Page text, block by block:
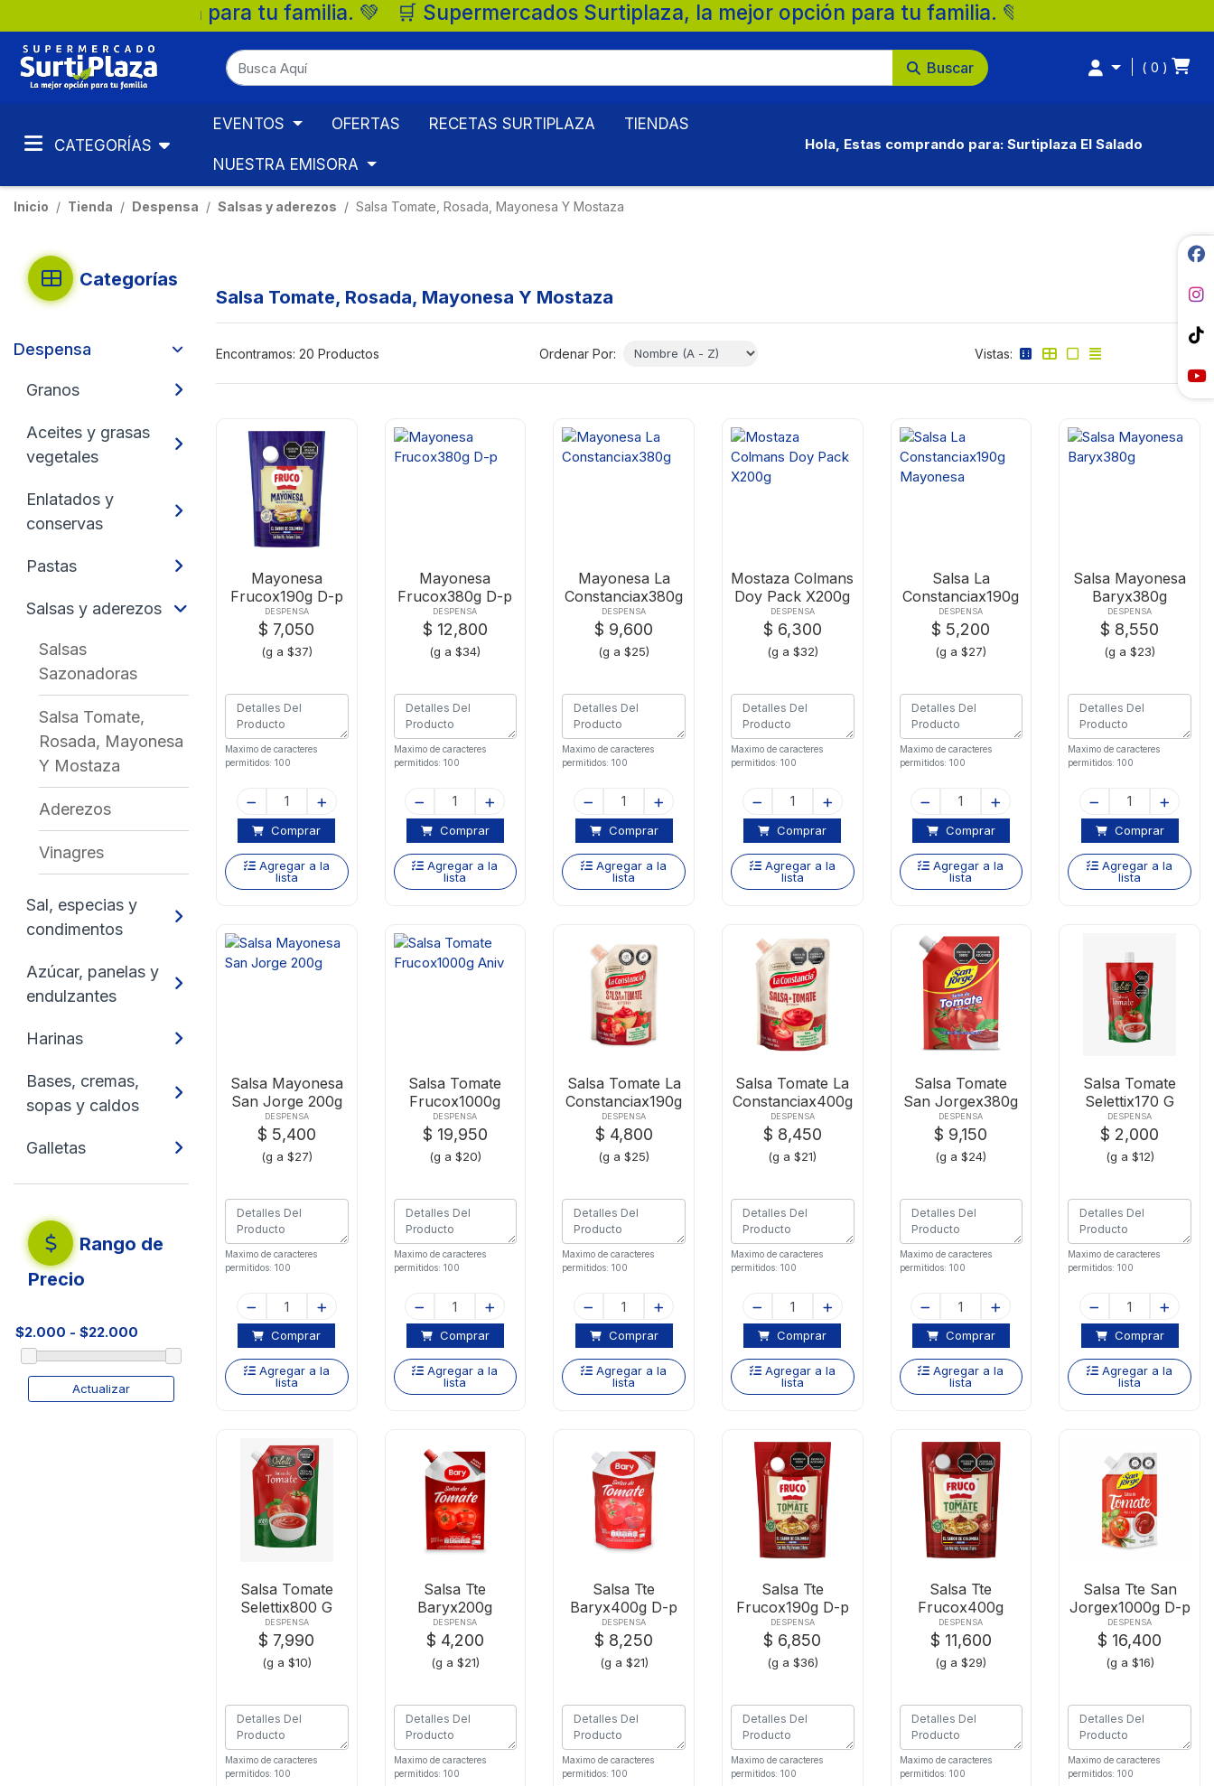
💚 🛒 Supermercados Surtiplaza, la mejor opción para tu familia. 💚 🛒 Supermercados Surtiplaza, la mejor
Buscar 0
CATEGORÍAS
EVENTOS OFERTAS RECETAS SURTIPLAZA TIENDAS
NUESTRA EMISORA
Hola, Estas comprando para: Surtiplaza El Salado
Inicio Tienda Despensa Salsas y aderezos Salsa Tomate, Rosada, Mayonesa Y Mostaza
Categorías
Despensa
Granos
Aceites y grasas
vegetales
Enlatados y
conservas
Pastas
Salsas y aderezos
Salsas
Sazonadoras
Salsa Tomate,
Rosada, Mayonesa
Y Mostaza
Aderezos
Vinagres
Sal, especias y
condimentos
Azúcar, panelas y
endulzantes
Harinas
Bases, cremas,
sopas y caldos
Galletas
Rango de
Precio
Actualizar
Salsa Tomate, Rosada, Mayonesa Y Mostaza
Encontramos: 20 Productos Ordenar Por: Vistas:
Mayonesa
Frucox190g D-p
DESPENSA
$ 7,050
(g a $37)
Maximo de caracteres
permitidos: 100
Comprar
Agregar a la
lista
Mayonesa
Frucox380g D-p
DESPENSA
$ 12,800
(g a $34)
Maximo de caracteres
permitidos: 100
Comprar
Agregar a la
lista
Mayonesa La
Constanciax380g
DESPENSA
$ 9,600
(g a $25)
Maximo de caracteres
permitidos: 100
Comprar
Agregar a la
lista
Mostaza Colmans
Doy Pack X200g
DESPENSA
$ 6,300
(g a $32)
Maximo de caracteres
permitidos: 100
Comprar
Agregar a la
lista
Salsa La
Constanciax190g
Mayonesa
DESPENSA
$ 5,200
(g a $27)
Maximo de caracteres
permitidos: 100
Comprar
Agregar a la
lista
Salsa Mayonesa
Baryx380g
DESPENSA
$ 8,550
(g a $23)
Maximo de caracteres
permitidos: 100
Comprar
Agregar a la
lista
Salsa Mayonesa
San Jorge 200g
DESPENSA
$ 5,400
(g a $27)
Maximo de caracteres
permitidos: 100
Comprar
Agregar a la
lista
Salsa Tomate
Frucox1000g
Aniv
DESPENSA
$ 19,950
(g a $20)
Maximo de caracteres
permitidos: 100
Comprar
Agregar a la
lista
Salsa Tomate La
Constanciax190g
DESPENSA
$ 4,800
(g a $25)
Maximo de caracteres
permitidos: 100
Comprar
Agregar a la
lista
Salsa Tomate La
Constanciax400g
DESPENSA
$ 8,450
(g a $21)
Maximo de caracteres
permitidos: 100
Comprar
Agregar a la
lista
Salsa Tomate
San Jorgex380g
Doy Pack
DESPENSA
$ 9,150
(g a $24)
Maximo de caracteres
permitidos: 100
Comprar
Agregar a la
lista
Salsa Tomate
Selettix170 G
DESPENSA
$ 2,000
(g a $12)
Maximo de caracteres
permitidos: 100
Comprar
Agregar a la
lista
Salsa Tomate
Selettix800 G
DESPENSA
$ 7,990
(g a $10)
Maximo de caracteres
permitidos: 100
Salsa Tte
Baryx200g
DESPENSA
$ 4,200
(g a $21)
Maximo de caracteres
permitidos: 100
Salsa Tte
Baryx400g D-p
DESPENSA
$ 8,250
(g a $21)
Maximo de caracteres
permitidos: 100
Salsa Tte
Frucox190g D-p
DESPENSA
$ 6,850
(g a $36)
Maximo de caracteres
permitidos: 100
Salsa Tte
Frucox400g
Ketchup D-p
DESPENSA
$ 11,600
(g a $29)
Maximo de caracteres
permitidos: 100
Salsa Tte San
Jorgex1000g D-p
DESPENSA
$ 16,400
(g a $16)
Maximo de caracteres
permitidos: 100